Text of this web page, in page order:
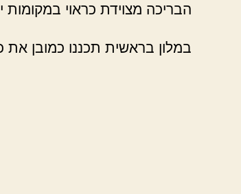
הבריכה מצוידת כראוי במקומות
במלון בראשית תכננו כמובן את